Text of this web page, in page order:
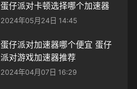
蛋仔派对卡顿选择哪个加速器
2024年05月24日 14:45
蛋仔派对加速器哪个便宜 蛋仔
派对游戏加速器推荐
2024年04月07日 16:29